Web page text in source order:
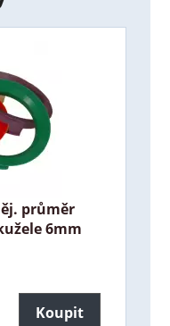
průměr
6mm
Koupit